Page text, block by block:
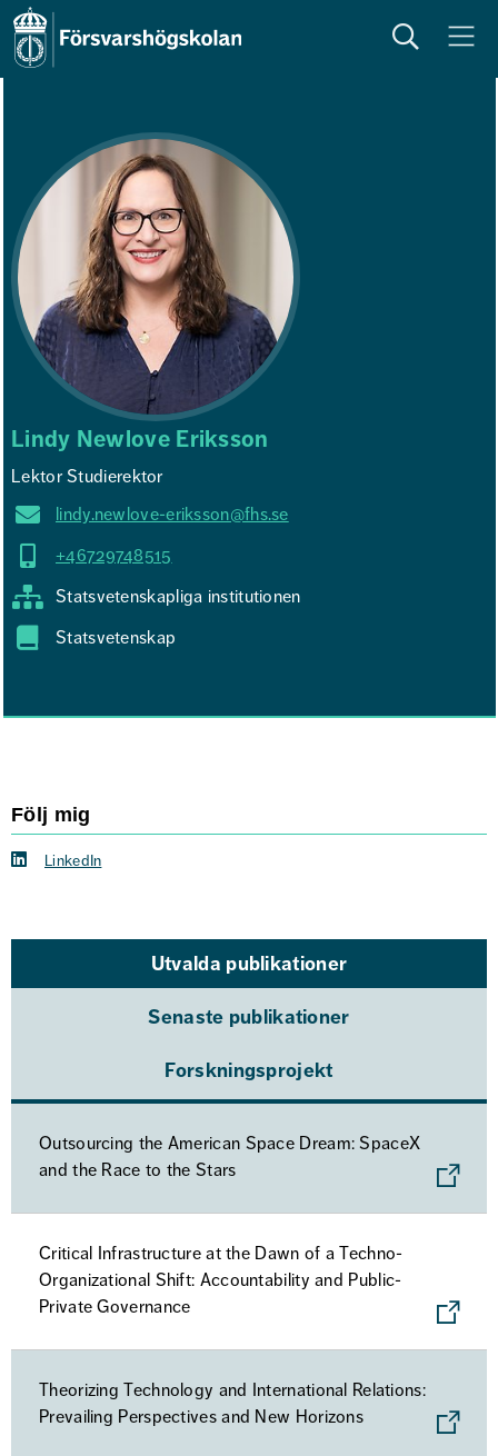
Sök Meny
Lindy Newlove Eriksson
Lektor Studierektor
lindy.newlove-eriksson@fhs.se
+46729748515
Statsvetenskapliga institutionen
Statsvetenskap
Följ mig
LinkedIn
Utvalda publikationer
Senaste publikationer
Forskningsprojekt
Outsourcing the American Space Dream: SpaceX
and the Race to the Stars
Critical Infrastructure at the Dawn of a Techno-
Organizational Shift: Accountability and Public-
Private Governance
Theorizing Technology and International Relations:
Prevailing Perspectives and New Horizons